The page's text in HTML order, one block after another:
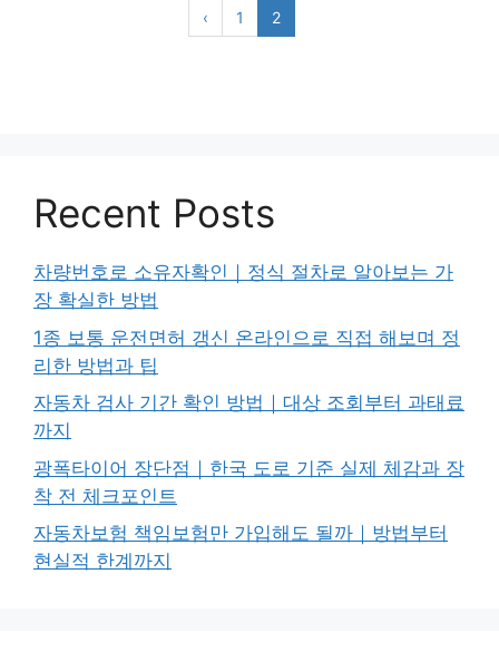
‹ 1 2
Recent Posts
차량번호로 소유자확인｜정식 절차로 알아보는 가
장 확실한 방법
1종 보통 운전면허 갱신 온라인으로 직접 해보며 정
리한 방법과 팁
자동차 검사 기간 확인 방법｜대상 조회부터 과태료
까지
광폭타이어 장단점｜한국 도로 기준 실제 체감과 장
착 전 체크포인트
자동차보험 책임보험만 가입해도 될까｜방법부터
현실적 한계까지